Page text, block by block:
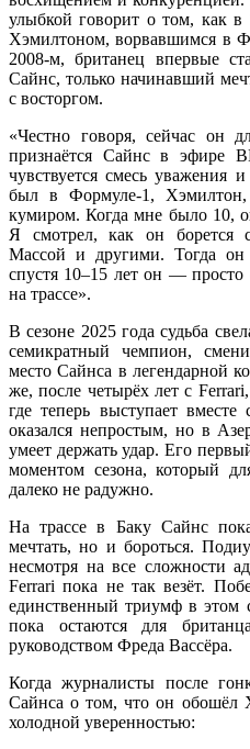
улыбкой говорит о том, как в
Хэмилтоном, ворвавшимся в
2008-м, британец впервые
Сайнс, только начинавший
с восторгом.
«Честно говоря, сейчас он
признаётся Сайнс в эфире
чувствуется смесь
был в Формуле-1,
кумиром. Когда мне было 10,
Я смотрел, как он борется
Массой и другими. Тогда
спустя 10–15 лет он —
на трассе».
В сезоне 2025 года судьба
семикратный чемпион,
место Сайнса в легендарной
же, после четырёх лет с
где теперь выступает
оказался непростым, но в
умеет держать удар. Его
моментом сезона, который
далеко не радужно.
На трассе в Баку Сайнс
мечтать, но и бороться.
несмотря на все сложности
Ferrari пока не так везёт.
единственный триумф в этом
пока остаются для
руководством Фреда Вассёра.
Когда журналисты после
Сайнса о том, что он обошёл
холодной уверенностью: